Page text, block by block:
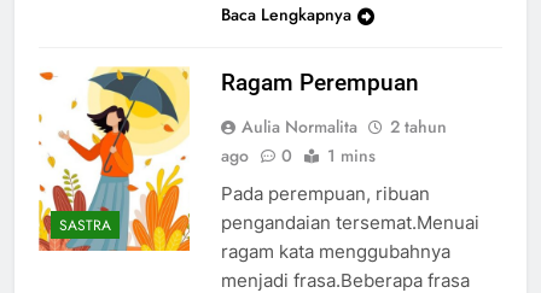
Baca Lengkapnya
SASTRA
Ragam Perempuan
Aulia Normalita
2 tahun
ago
0 1 mins
Pada perempuan, ribuan
pengandaian tersemat.Menuai
ragam kata menggubahnya
menjadi frasa.Beberapa frasa